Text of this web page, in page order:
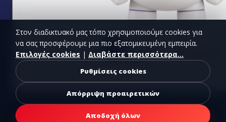
Στον διαδικτυακό μας τόπο χρησιμοποιούμε cookies για
να σας προσφέρουμε μια πιο εξατομικευμένη εμπειρία.
Επιλογές cookies | Διαβάστε περισσότερα...
Ρυθμίσεις cookies
Απόρριψη προαιρετικών
Αποδοχή όλων
RAPID AIR SYSTEMS © 2026. All rights reserved.